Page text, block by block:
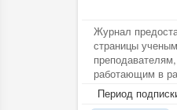
Журнал
страницы
работающим в
областях наук о
обществе.
Период